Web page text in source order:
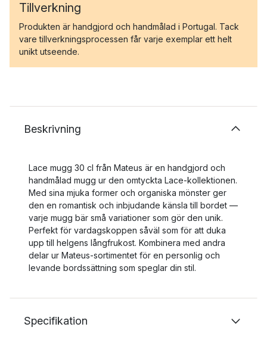
Tillverkning
Produkten är handgjord och handmålad i Portugal. Tack
vare tillverkningsprocessen får varje exemplar ett helt
unikt utseende.
Beskrivning
Lace mugg 30 cl från Mateus är en handgjord och
handmålad mugg ur den omtyckta Lace-kollektionen.
Med sina mjuka former och organiska mönster ger
den en romantisk och inbjudande känsla till bordet —
varje mugg bär små variationer som gör den unik.
Perfekt för vardagskoppen såväl som för att duka
upp till helgens långfrukost. Kombinera med andra
delar ur Mateus-sortimentet för en personlig och
levande bordssättning som speglar din stil.
Specifikation